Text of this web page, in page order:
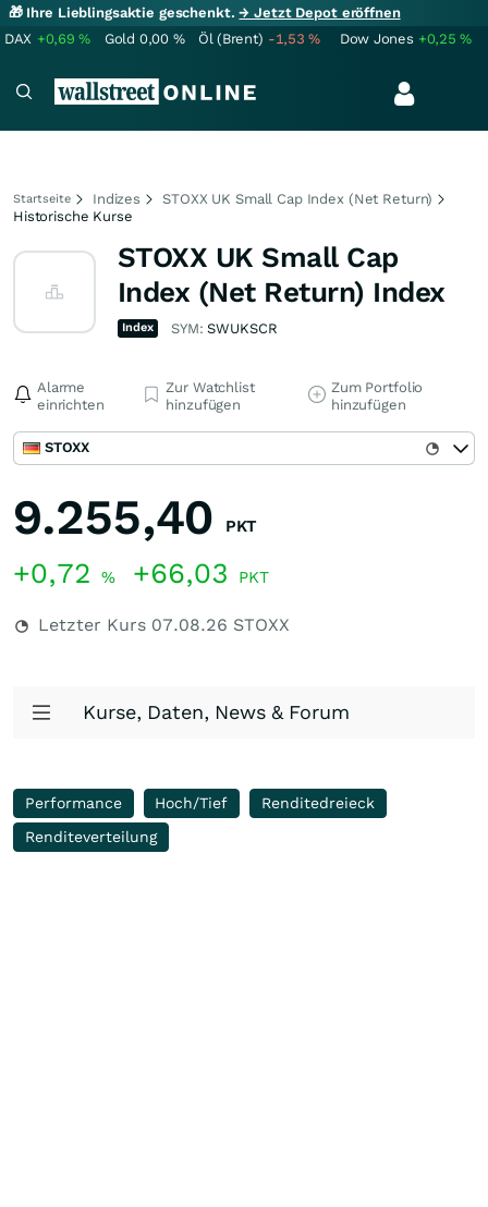
🎁 Ihre Lieblingsaktie geschenkt.→ Jetzt Depot eröffnen
DAX +0,69% Gold 0,00 % Öl (Brent) -1,53% Dow Jones +0,25%
Startseite Indizes
STOXX UK Small Cap Index (Net Return)
Historische Kurse
STOXX UK Small Cap
Index (Net Return) Index
Index SYM:SWUKSCR
Alarme
einrichten
Zur Watchlist
hinzufügen
Zum Portfolio
hinzufügen
STOXX
9.255,40 PKT
+0,72 % +66,03 PKT
Letzter Kurs 07.08.26 STOXX
Kurse, Daten, News & Forum
Performance Hoch/Tief
Renditedreieck
Renditeverteilung